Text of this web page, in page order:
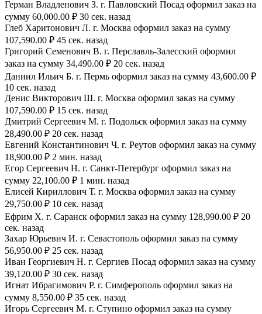
Герман Владленович З. г. Павловский Посад оформил заказ на
сумму 60,000.00 ₽ 30 сек. назад
Глеб Харитонович Л. г. Москва оформил заказ на сумму
107,590.00 ₽ 45 сек. назад
Григорий Семенович В. г. Перславль-Залесский оформил
заказ на сумму 34,490.00 ₽ 20 сек. назад
Даниил Ильич Б. г. Пермь оформил заказ на сумму 43,600.00 ₽
10 сек. назад
Денис Викторович Ш. г. Москва оформил заказ на сумму
107,590.00 ₽ 15 сек. назад
Дмитрий Сергеевич М. г. Подольск оформил заказ на сумму
28,490.00 ₽ 20 сек. назад
Евгений Константинович Ч. г. Реутов оформил заказ на сумму
18,900.00 ₽ 2 мин. назад
Егор Сергеевич Н. г. Санкт-Петербург оформил заказ на
сумму 22,100.00 ₽ 1 мин. назад
Елисей Кириллович Т. г. Москва оформил заказ на сумму
29,750.00 ₽ 10 сек. назад
Ефрим Х. г. Саранск оформил заказ на сумму 128,990.00 ₽ 20
сек. назад
Захар Юрьевич И. г. Севастополь оформил заказ на сумму
56,950.00 ₽ 25 сек. назад
Иван Георгиевич Н. г. Сергиев Посад оформил заказ на сумму
39,120.00 ₽ 30 сек. назад
Игнат Ибрагимович Р. г. Симферополь оформил заказ на
сумму 8,550.00 ₽ 35 сек. назад
Игорь Сергеевич М. г. Ступино оформил заказ на сумму